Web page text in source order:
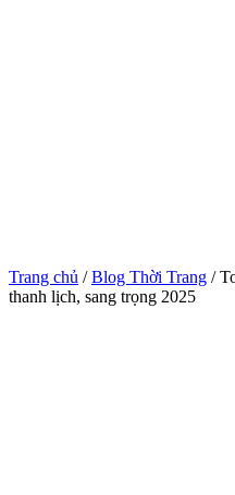
Trang chủ /Blog Thời Trang /
thanh lịch, sang trọng 2025